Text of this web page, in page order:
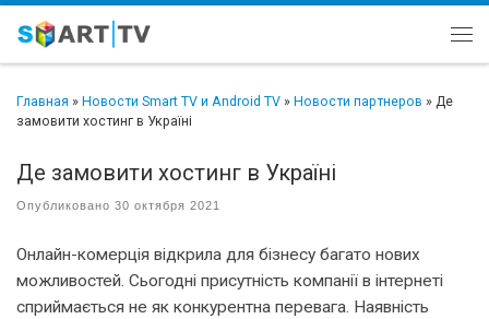
Перейти к содержимому
Главная » Новости Smart TV и Android TV » Новости партнеров » Де
замовити хостинг в Україні
Де замовити хостинг в Україні
Опубликовано 30 октября 2021
Онлайн-комерція відкрила для бізнесу багато нових
можливостей. Сьогодні присутність компанії в інтернеті
сприймається не як конкурентна перевага. Наявність